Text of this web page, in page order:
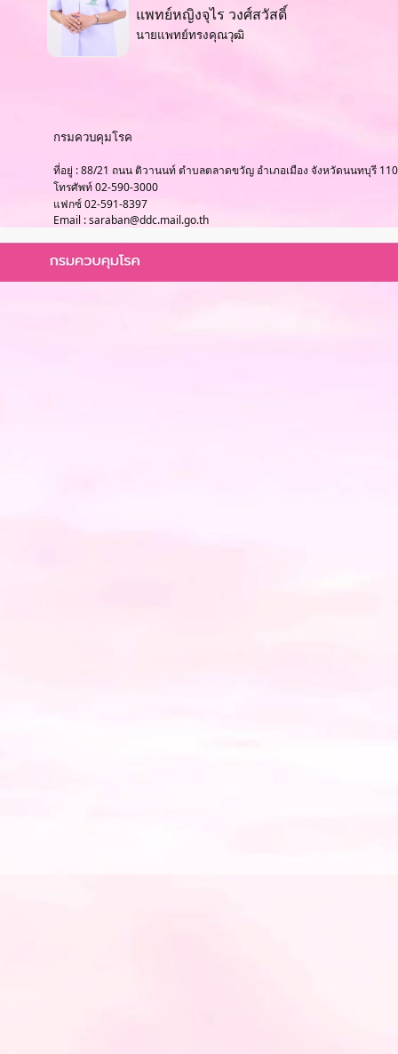
แพทย์หญิงจุไร วงศ์สวัสดิ์
นายแพทย์ทรงคุณวุฒิ
กรมควบคุมโรค
ที่อยู่ : 88/21 ถนน ติวานนท์ ตำบลตลาดขวัญ อำเภอเมือง จังหวัดนนทบุรี
โทรศัพท์ 02-590-3000
แฟกซ์ 02-591-8397
Email : saraban@ddc.mail.go.th